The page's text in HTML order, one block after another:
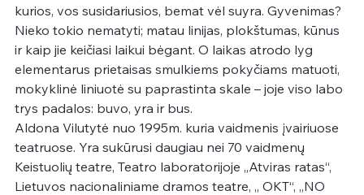
kurios, vos susidariusios, bemat vėl suyra. Gyvenimas?
Nieko tokio nematyti; matau linijas, plokštumas, kūnus
ir kaip jie keičiasi laikui bėgant. O laikas atrodo lyg
elementarus prietaisas smulkiems pokyčiams matuoti,
mokyklinė liniuotė su paprastinta skale – joje viso labo
trys padalos: buvo, yra ir bus.
Aldona Vilutytė nuo 1995m. kuria vaidmenis įvairiuose
teatruose. Yra sukūrusi daugiau nei 70 vaidmenų
Keistuolių teatre, Teatro laboratorijoje „Atviras ratas“,
Lietuvos nacionaliniame dramos teatre, „ OKT“, „NO